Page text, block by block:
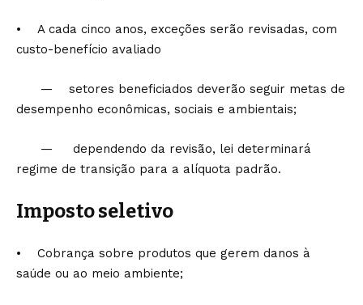
• A cada cinco anos, exceções serão revisadas, com
custo-benefício avaliado
— setores beneficiados deverão seguir metas de
desempenho econômicas, sociais e ambientais;
— dependendo da revisão, lei determinará
regime de transição para a alíquota padrão.
Imposto seletivo
• Cobrança sobre produtos que gerem danos à
saúde ou ao meio ambiente;